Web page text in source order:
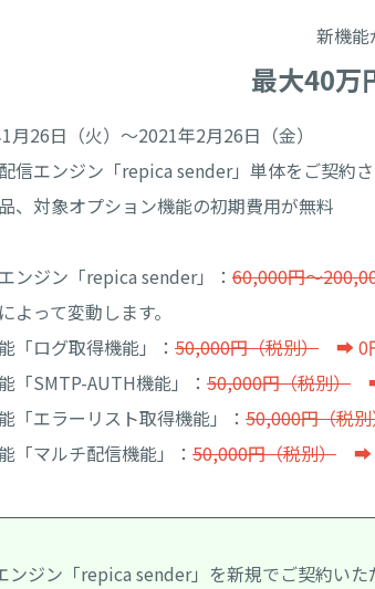
新機能
最大40万
月26日（火）～2021年2月26日（金）
信エンジン「repica sender」単体をご契約
、対象オプション機能の初期費用が無料
ンジン「repica sender」： 60,000円～
って変動します。
「ログ取得機能」： 50,000円（税別） ➡ 0
「SMTP-AUTH機能」： 50,000円（税別）
「エラーリスト取得機能」： 50,000円（税
「マルチ配信機能」： 50,000円（税別） ➡
ンジン「repica sender」を新規でご契約い